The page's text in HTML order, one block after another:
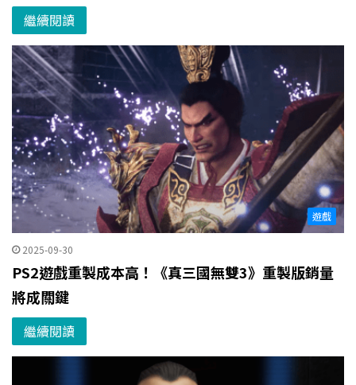
繼續閱讀
遊戲
2025-09-30
PS2遊戲重製成本高！《真三國無雙3》重製版銷量
將成關鍵
繼續閱讀